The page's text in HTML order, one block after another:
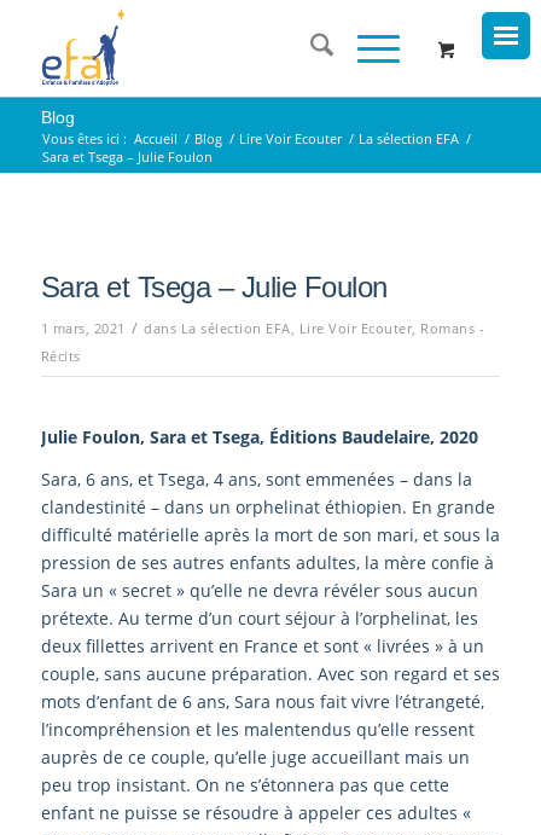
Blog
Vous êtes ici : Accueil / Blog / Lire Voir Ecouter / La sélection EFA /
Sara et Tsega – Julie Foulon
Sara et Tsega – Julie Foulon
1 mars, 2021 / dans La sélection EFA, Lire Voir Ecouter, Romans -
Récits
Julie Foulon, Sara et Tsega, Éditions Baudelaire, 2020
Sara, 6 ans, et Tsega, 4 ans, sont emmenées – dans la
clandestinité – dans un orphelinat éthiopien. En grande
difficulté matérielle après la mort de son mari, et sous la
pression de ses autres enfants adultes, la mère confie à
Sara un « secret » qu’elle ne devra révéler sous aucun
prétexte. Au terme d’un court séjour à l’orphelinat, les
deux fillettes arrivent en France et sont « livrées » à un
couple, sans aucune préparation. Avec son regard et ses
mots d’enfant de 6 ans, Sara nous fait vivre l’étrangeté,
l’incompréhension et les malentendus qu’elle ressent
auprès de ce couple, qu’elle juge accueillant mais un
peu trop insistant. On ne s’étonnera pas que cette
enfant ne puisse se résoudre à appeler ces adultes «